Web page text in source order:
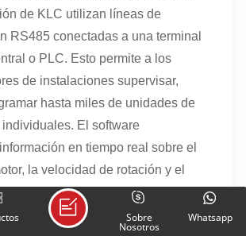
de KLC utilizan líneas de
RS485 conectadas a una terminal
o PLC. Esto permite a los
de instalaciones supervisar,
hasta miles de unidades de
El software
en tiempo real sobre el
la velocidad de rotación y el
y envía alertas
alguna unidad presenta una fallaWhatsapp
Sobre
Nosotros